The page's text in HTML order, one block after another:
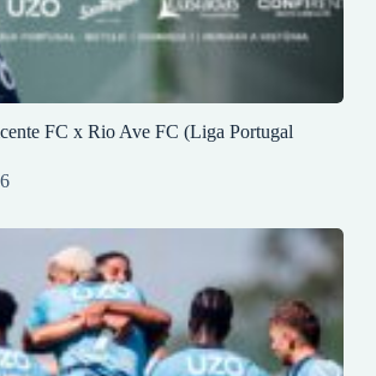
FC x Rio Ave FC (Liga Portugal